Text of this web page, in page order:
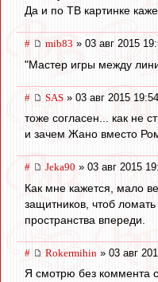
Да и по ТВ картинке
# mib83 » 03 авг 2015
"Мастер игры между
# SAS » 03 авг 2015 19:54
тоже согласен... как не
и зачем Жано вместо
# Jeka90 » 03 авг 2015
Как мне кажется, мало
защитников, чтоб
пространства впереди.
# Rokermihin » 03 авг
Я смотрю без коммента